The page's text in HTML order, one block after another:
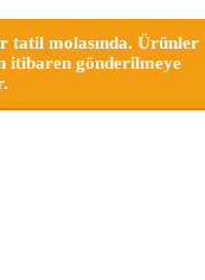
tatil molasında. Ürünler
itibaren gönderilmeye